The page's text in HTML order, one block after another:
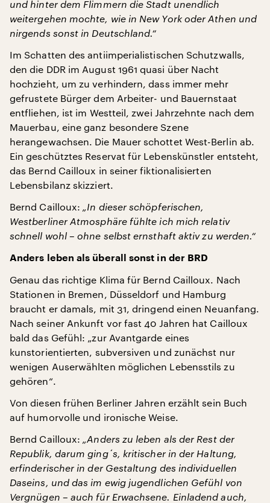
und hinter dem Flimmern die Stadt unendlich
weitergehen mochte, wie in New York oder Athen und
nirgends sonst in Deutschland.“
Im Schatten des antiimperialistischen Schutzwalls,
den die DDR im August 1961 quasi über Nacht
hochzieht, um zu verhindern, dass immer mehr
gefrustete Bürger dem Arbeiter- und Bauernstaat
entfliehen, ist im Westteil, zwei Jahrzehnte nach dem
Mauerbau, eine ganz besondere Szene
herangewachsen. Die Mauer schottet West-Berlin ab.
Ein geschütztes Reservat für Lebenskünstler entsteht,
das Bernd Cailloux in seiner fiktionalisierten
Lebensbilanz skizziert.
Bernd Cailloux: „In dieser schöpferischen,
Westberliner Atmosphäre fühlte ich mich relativ
schnell wohl – ohne selbst ernsthaft aktiv zu werden.“
Anders leben als überall sonst in der BRD
Genau das richtige Klima für Bernd Cailloux. Nach
Stationen in Bremen, Düsseldorf und Hamburg
braucht er damals, mit 31, dringend einen Neuanfang.
Nach seiner Ankunft vor fast 40 Jahren hat Cailloux
bald das Gefühl: „zur Avantgarde eines
kunstorientierten, subversiven und zunächst nur
wenigen Auserwählten möglichen Lebensstils zu
gehören“.
Von diesen frühen Berliner Jahren erzählt sein Buch
auf humorvolle und ironische Weise.
Bernd Cailloux: „Anders zu leben als der Rest der
Republik, darum ging´s, kritischer in der Haltung,
erfinderischer in der Gestaltung des individuellen
Daseins, und das im ewig jugendlichen Gefühl von
Vergnügen – auch für Erwachsene. Einladend auch,